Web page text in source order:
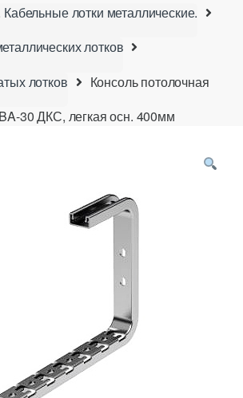
лотки металлические.
лотков
лотков
Консоль потолочная
30 ДКС, легкая осн. 400мм